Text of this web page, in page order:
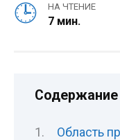
НА ЧТЕНИЕ
7 мин.
Содержание
Область